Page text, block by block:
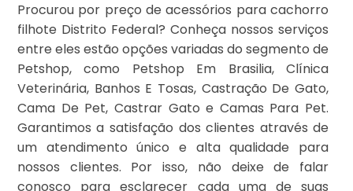
Procurou por preço de acessórios para cachorro
filhote Distrito Federal? Conheça nossos serviços
entre eles estão opções variadas do segmento de
Petshop, como Petshop Em Brasilia, Clínica
Veterinária, Banhos E Tosas, Castração De Gato,
Cama De Pet, Castrar Gato e Camas Para Pet.
Garantimos a satisfação dos clientes através de
um atendimento único e alta qualidade para
nossos clientes. Por isso, não deixe de falar
conosco para esclarecer cada uma de suas